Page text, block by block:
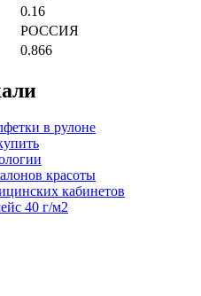
0.16
РОССИЯ
0.866
в рулоне
красоты
кабинетов
40 г/м2